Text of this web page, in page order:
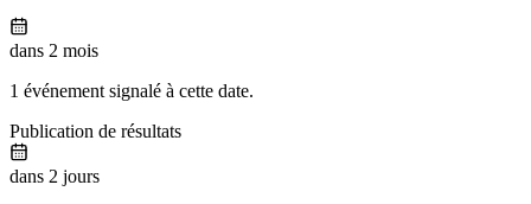
dans 2 mois
1 événement signalé à cette date.
Publication de résultats
dans 2 jours